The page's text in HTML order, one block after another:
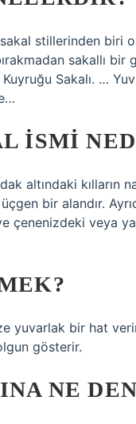
stillerinden biri
sakallı
Sakalı. …
ISMI
altındaki kılların
bir alandır.
çenenizdeki veya
yuvarlak bir hat
gösterir.
NE